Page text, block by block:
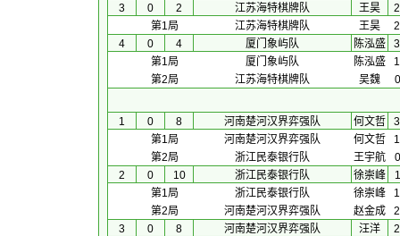
3
0 2 江苏海特棋牌队 王昊
第1局
江苏海特棋牌队 王昊
4
0 4 厦门象屿队 陈泓盛
第1局
厦门象屿队 陈泓盛
第2局
江苏海特棋牌队 吴魏
1 0 8 河南楚河汉界弈强队 何文哲
第1局
河南楚河汉界弈强队 何文哲
第2局
浙江民泰银行队 王宇航
2
0 10 浙江民泰银行队 徐崇峰
第1局
浙江民泰银行队 徐崇峰
第2局
河南楚河汉界弈强队 赵金成
3
0 8 河南楚河汉界弈强队 汪洋